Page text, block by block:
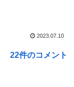
2023.07.10
22件のコメント